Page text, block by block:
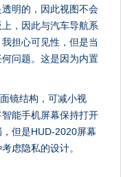
明的，因此视图不会
，因此与汽车导航系
担心可见性，但是当
问题。这是因为内置
镜结构，可减小视
能手机屏幕保持打开
但是HUD-2020屏幕
虑隐私的设计。